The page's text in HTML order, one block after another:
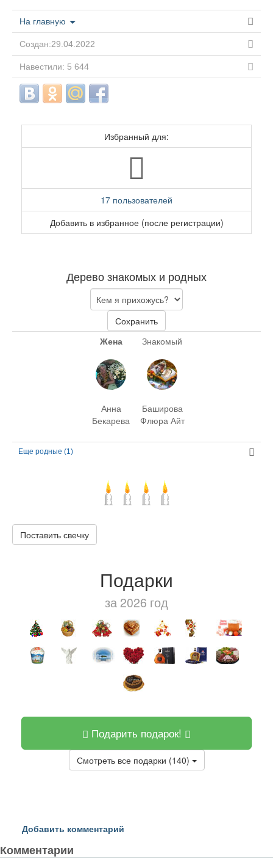
На главную
Создан:29.04.2022
Навестили: 5 644
Избранный для:
17 пользователей
Добавить в избранное (после регистрации)
Дерево знакомых и родных
Сохранить
Жена
Анна
Бекарева
Знакомый
Баширова
Флюра Айт
Еще родные (1)
Поставить свечку
Подарки
за 2026 год
Подарить подарок!
Смотреть все подарки (140)
Добавить комментарий
Комментарии